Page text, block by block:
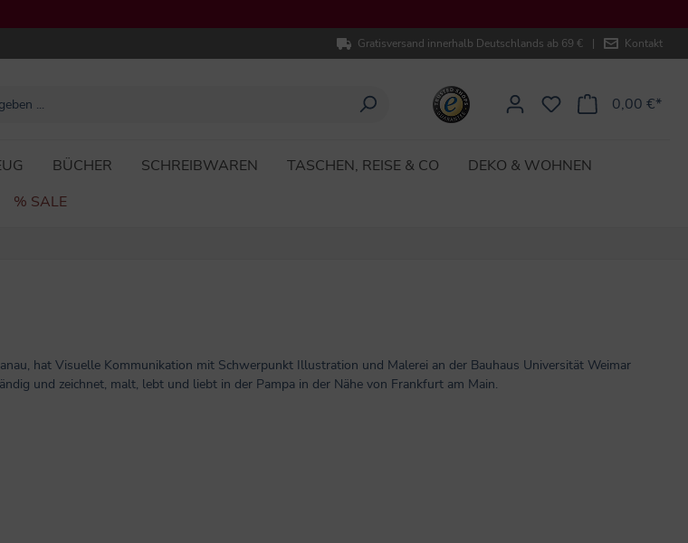
Gratisversand innerhalb Deutschlands ab 69 € | Kontakt
0,00 €*
BÜCHER SCHREIBWAREN TASCHEN, REISE & CO
DEKO & WOHNEN
% SALE
hat Visuelle Kommunikation mit Schwerpunkt Illustration und Malerei an der Bauhaus Universität Weimar
und zeichnet, malt, lebt und liebt in der Pampa in der Nähe von Frankfurt am Main.